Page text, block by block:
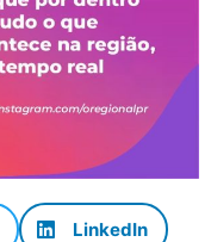
LinkedIn